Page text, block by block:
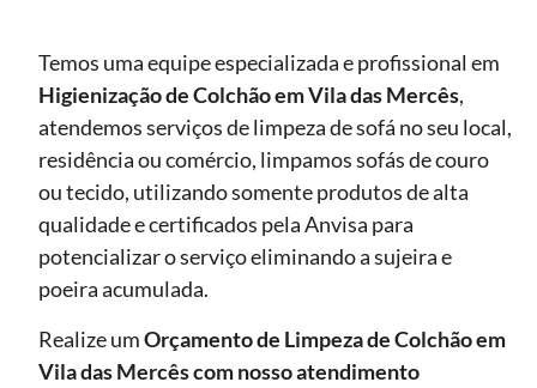
Temos uma equipe especializada e profissional em
Higienizaçãode Colchão em Vila das Mercês,
atendemos serviços de limpeza de sofá no seu local,
residência ou comércio, limpamos sofás de couro
ou tecido, utilizando somente produtos de alta
qualidade e certificados pela Anvisa para
potencializar o serviço eliminando a sujeira e
poeira acumulada.
Realize umOrçamento de Limpeza de Colchão em
Vila das Mercês com nosso atendimento